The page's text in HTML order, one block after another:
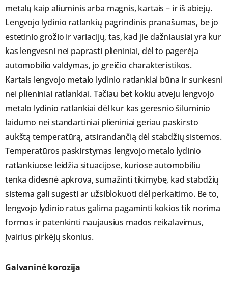
metalų kaip aliuminis arba magnis, kartais – ir iš abiejų.
Lengvojo lydinio ratlankių pagrindinis pranašumas, be jo
estetinio grožio ir variacijų, tas, kad jie dažniausiai yra kur
kas lengvesni nei paprasti plieniniai, dėl to pagerėja
automobilio valdymas, jo greičio charakteristikos.
Kartais lengvojo metalo lydinio ratlankiai būna ir sunkesni
nei plieniniai ratlankiai. Tačiau bet kokiu atveju lengvojo
metalo lydinio ratlankiai dėl kur kas geresnio šiluminio
laidumo nei standartiniai plieniniai geriau paskirsto
aukštą temperatūrą, atsirandančią dėl stabdžių sistemos.
Temperatūros paskirstymas lengvojo metalo lydinio
ratlankiuose leidžia situacijose, kuriose automobiliu
tenka didesnė apkrova, sumažinti tikimybę, kad stabdžių
sistema gali sugesti ar užsiblokuoti dėl perkaitimo. Be to,
lengvojo lydinio ratus galima pagaminti kokios tik norima
formos ir patenkinti naujausius mados reikalavimus,
įvairius pirkėjų skonius.
Galvaninė korozija